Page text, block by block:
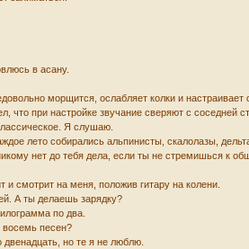
в асану.
морщится, ослабляет колки и
что при настройке звучание сверяют с
Я слушаю.
лето собирались альпинисты, скалолазы,
нет до тебя дела, если ты не стремишься к
смотрит на меня, положив гитару на колени.
А ты делаешь зарядку?
по два.
песен?
но те я не люблю.